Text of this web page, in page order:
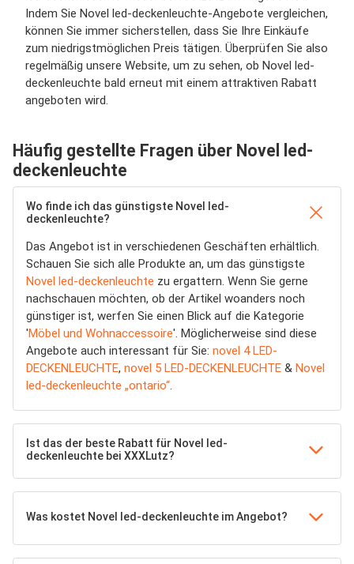
Indem Sie Novel led-deckenleuchte-Angebote vergleichen,
können Sie immer sicherstellen, dass Sie Ihre Einkäufe
zum niedrigstmöglichen Preis tätigen. Überprüfen Sie also
regelmäßig unsere Website, um zu sehen, ob Novel led-
deckenleuchte bald erneut mit einem attraktiven Rabatt
angeboten wird.
Häufig gestellte Fragen über Novel led-
deckenleuchte
Wo finde ich das günstigste Novel led-
deckenleuchte?
Das Angebot ist in verschiedenen Geschäften erhältlich.
Schauen Sie sich alle Produkte an, um das günstigste
Novel led-deckenleuchte zu ergattern. Wenn Sie gerne
nachschauen möchten, ob der Artikel woanders noch
günstiger ist, werfen Sie einen Blick auf die Kategorie
'Möbel und Wohnaccessoire'. Möglicherweise sind diese
Angebote auch interessant für Sie: novel 4 LED-
DECKENLEUCHTE, novel 5 LED-DECKENLEUCHTE & Novel
led-deckenleuchte „ontario“.
Ist das der beste Rabatt für Novel led-
deckenleuchte bei XXXLutz?
Was kostet Novel led-deckenleuchte im Angebot?